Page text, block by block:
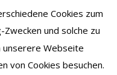
Cookies zum
und solche zu
unserere Webseite
von Cookies besuchen.